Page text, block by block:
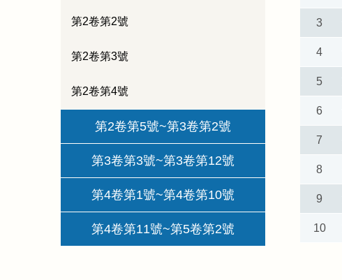
第2卷第2號
第2卷第3號
第2卷第4號
第2卷第5號~第3卷第2號
第3卷第3號~第3卷第12號
第4卷第1號~第4卷第10號
第4卷第11號~第5卷第2號
3
4
5
6
7
8
9
10